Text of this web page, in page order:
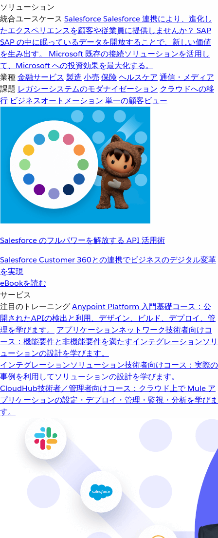
ソリューション
統合ユースケース SalesforceSalesforce 連携により、進化し
たエクスペリエンスを顧客や従業員に提供しませんか？ SAP
SAP の中に眠っているデータを開放することで、新しい価値
を生み出す。
Microsoft 既存の接続ソリューションを活用し
て、Microsoft への投資効果を最大化する。
業種金融サービス 製造 小売 保険 ヘルスケア 通信・メディア
課題 レガシーシステムのモダナイゼーション クラウドへの移
行 ビジネスオートメーション 単一の顧客ビュー
Salesforce のフルパワーを解放する API 活用術
Salesforce Customer 360との連携でビジネスのデジタル変革
を実現
eBookを読む
サービス
注目のトレーニングAnypoint Platform 入門基礎コース：公
開されたAPIの検出と利用、デザイン、ビルド、デプロイ、管
理を学びます。
アプリケーションネットワーク技術者向けコ
ース：機能要件と非機能要件を満たすインテグレーションソリ
ューションの設計を学びます。
インテグレーションソリューション技術者向けコース：実際の
事例を利用してソリューションの設計を学びます。
CloudHub技術者／管理者向けコース：クラウド上で Mule ア
プリケーションの設定・デプロイ・管理・監視・分析を学びま
す。